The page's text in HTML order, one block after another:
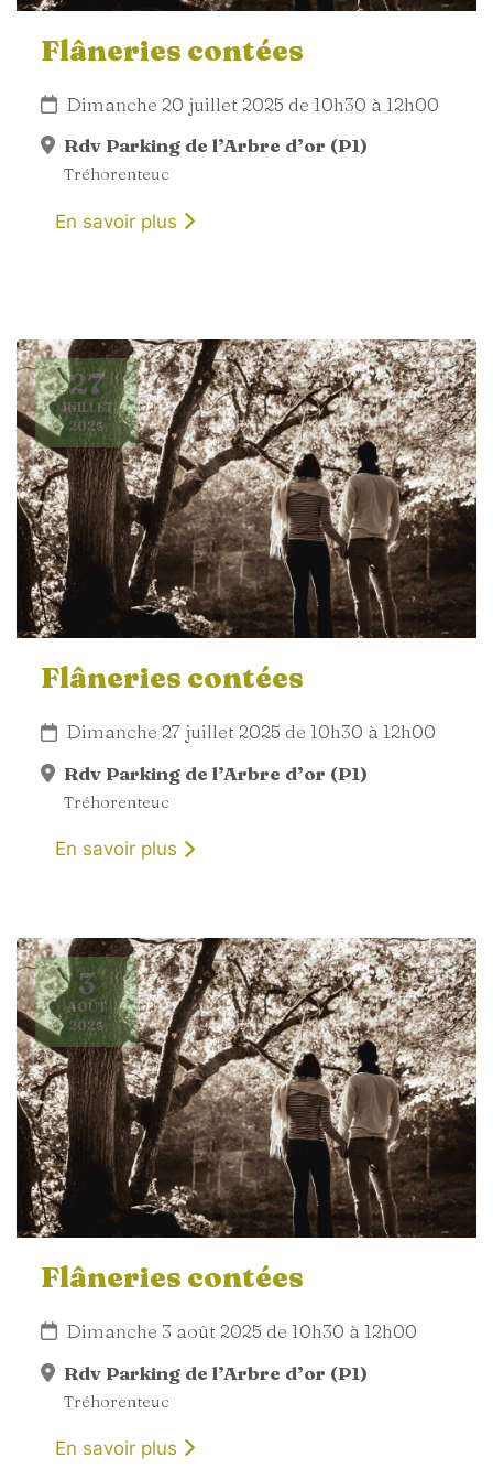
Flâneries contées
Dimanche 20 juillet 2025 de 10h30 à 12h00
Rdv Parking de l’Arbre d’or (P1)
Tréhorenteuc
En savoir plus
27
JUILLET
2025
Flâneries contées
Dimanche 27 juillet 2025 de 10h30 à 12h00
Rdv Parking de l’Arbre d’or (P1)
Tréhorenteuc
En savoir plus
3
AOÛT
2025
Flâneries contées
Dimanche 3 août 2025 de 10h30 à 12h00
Rdv Parking de l’Arbre d’or (P1)
Tréhorenteuc
En savoir plus